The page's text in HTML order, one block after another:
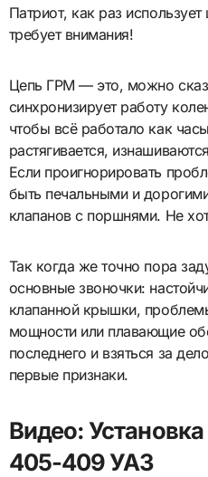
Патриот, как раз
требует внимания!
Цепь ГРМ — это, можно
синхронизирует работу
чтобы всё работало как
растягивается,
Если проигнорировать
быть печальными и
клапанов с поршнями. Не
Так когда же точно пора
основные звоночки:
клапанной крышки,
мощности или плавающие
последнего и взяться за
первые признаки.
Видео:
405-409 УАЗ